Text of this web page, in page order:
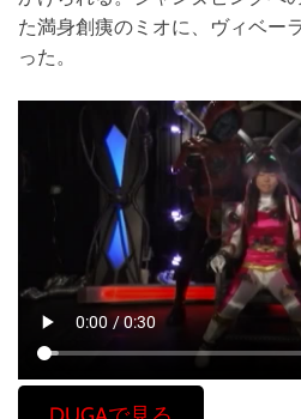
た満身創痍のミオに、ヴィベー
った。